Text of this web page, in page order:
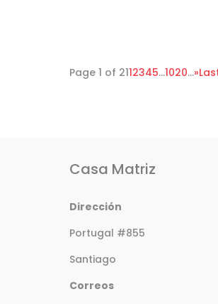
Page 1 of 2112345...1020...»
Casa Matriz
Dirección
Portugal #855
Santiago
Correos